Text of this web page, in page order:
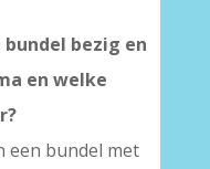
bezig en
en welke
een bundel met